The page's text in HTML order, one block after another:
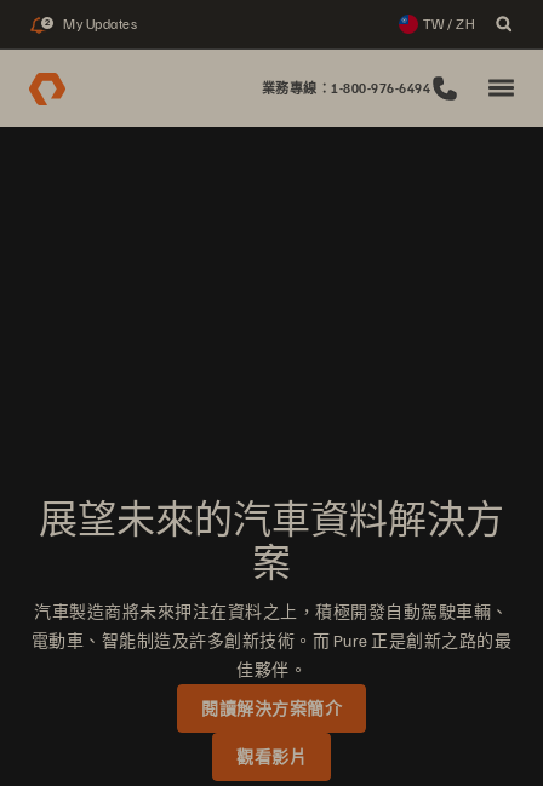
2 My Updates TW / ZH
業務專線：1-800-976-6494
展望未來的汽車資料解決方
案
汽車製造商將未來押注在資料之上，積極開發自動駕駛車輛、
電動車、智能制造及許多創新技術。而 Pure 正是創新之路的最
佳夥伴。
閱讀解決方案簡介
觀看影片